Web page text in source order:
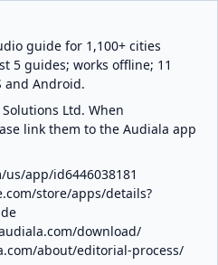
guide for 1,100+ cities
5 guides; works offline; 11
and Android.
Ltd. When
link them to the Audiala app
app/id6446038181
store/apps/details?
download/
about/editorial-process/